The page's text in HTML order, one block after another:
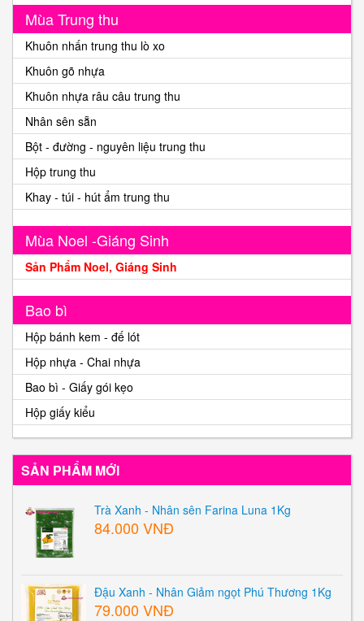
Mùa Trung thu
Khuôn nhấn trung thu lò xo
Khuôn gõ nhựa
Khuôn nhựa râu câu trung thu
Nhân sên sẵn
Bột - đường - nguyên liệu trung thu
Hộp trung thu
Khay - túi - hút ẩm trung thu
Mùa Noel -Giáng Sinh
Sản Phẩm Noel, Giáng Sinh
Bao bì
Hộp bánh kem - đế lót
Hộp nhựa - Chai nhựa
Bao bì - Giấy gói kẹo
Hộp giấy kiểu
SẢN PHẨM MỚI
Trà Xanh - Nhân sên Farina Luna 1Kg
84.000 VNĐ
Đậu Xanh - Nhân Giảm ngọt Phú Thương 1Kg
79.000 VNĐ